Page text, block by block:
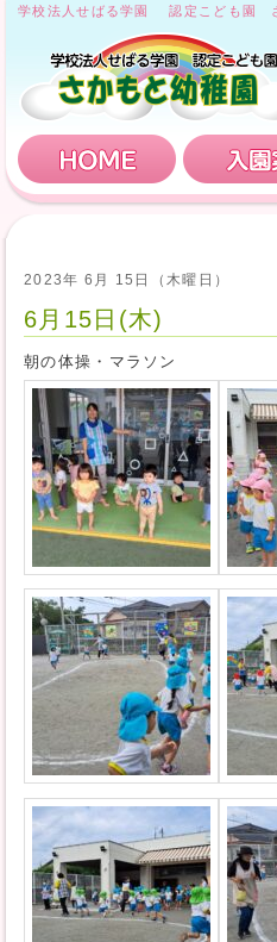
学校法人せばる学園 認定こども園
HOME
2023年 6月 15日（木曜日）
6月15日(木)
朝の体操・マラソン